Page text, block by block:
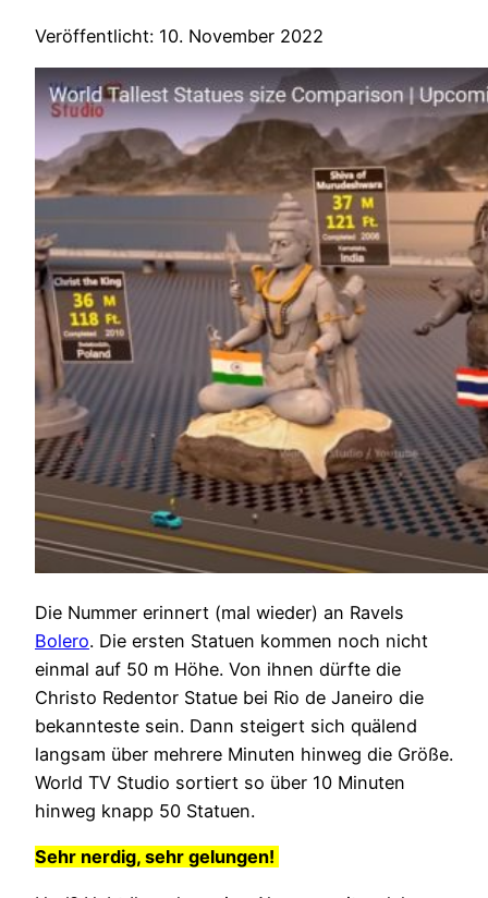
Veröffentlicht: 10. November 2022
Die Nummer erinnert (mal wieder) an Ravels
Bolero. Die ersten Statuen kommen noch nicht
einmal auf 50 m Höhe. Von ihnen dürfte die
Christo Redentor Statue bei Rio de Janeiro die
bekannteste sein. Dann steigert sich quälend
langsam über mehrere Minuten hinweg die Größe.
World TV Studio sortiert so über 10 Minuten
hinweg knapp 50 Statuen.
Sehr nerdig, sehr gelungen!